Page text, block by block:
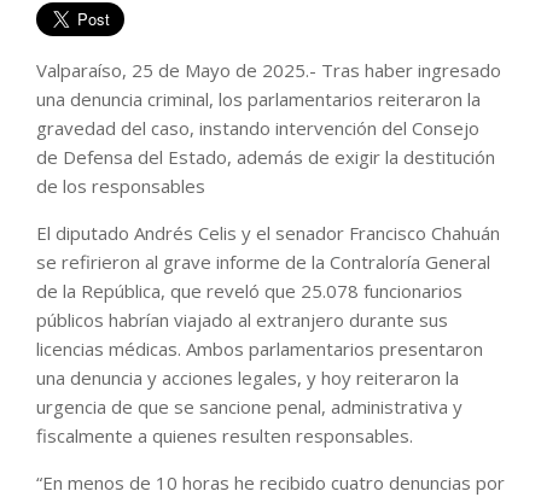
Valparaíso, 25 de Mayo de 2025.- Tras haber ingresado
una denuncia criminal, los parlamentarios reiteraron la
gravedad del caso, instando intervención del Consejo
de Defensa del Estado, además de exigir la destitución
de los responsables
El diputado Andrés Celis y el senador Francisco Chahuán
se refirieron al grave informe de la Contraloría General
de la República, que reveló que 25.078 funcionarios
públicos habrían viajado al extranjero durante sus
licencias médicas. Ambos parlamentarios presentaron
una denuncia y acciones legales, y hoy reiteraron la
urgencia de que se sancione penal, administrativa y
fiscalmente a quienes resulten responsables.
“En menos de 10 horas he recibido cuatro denuncias por